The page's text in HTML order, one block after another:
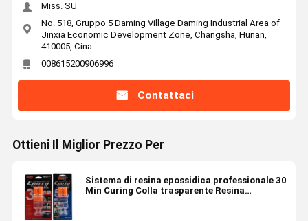
Miss. SU
No. 518, Gruppo 5 Daming Village Daming Industrial Area of
Jinxia Economic Development Zone, Changsha, Hunan,
410005, Cina
008615200906996
Contattaci
Ottieni Il Miglior Prezzo Per
Sistema di resina epossidica professionale 30
Min Curing Colla trasparente Resina